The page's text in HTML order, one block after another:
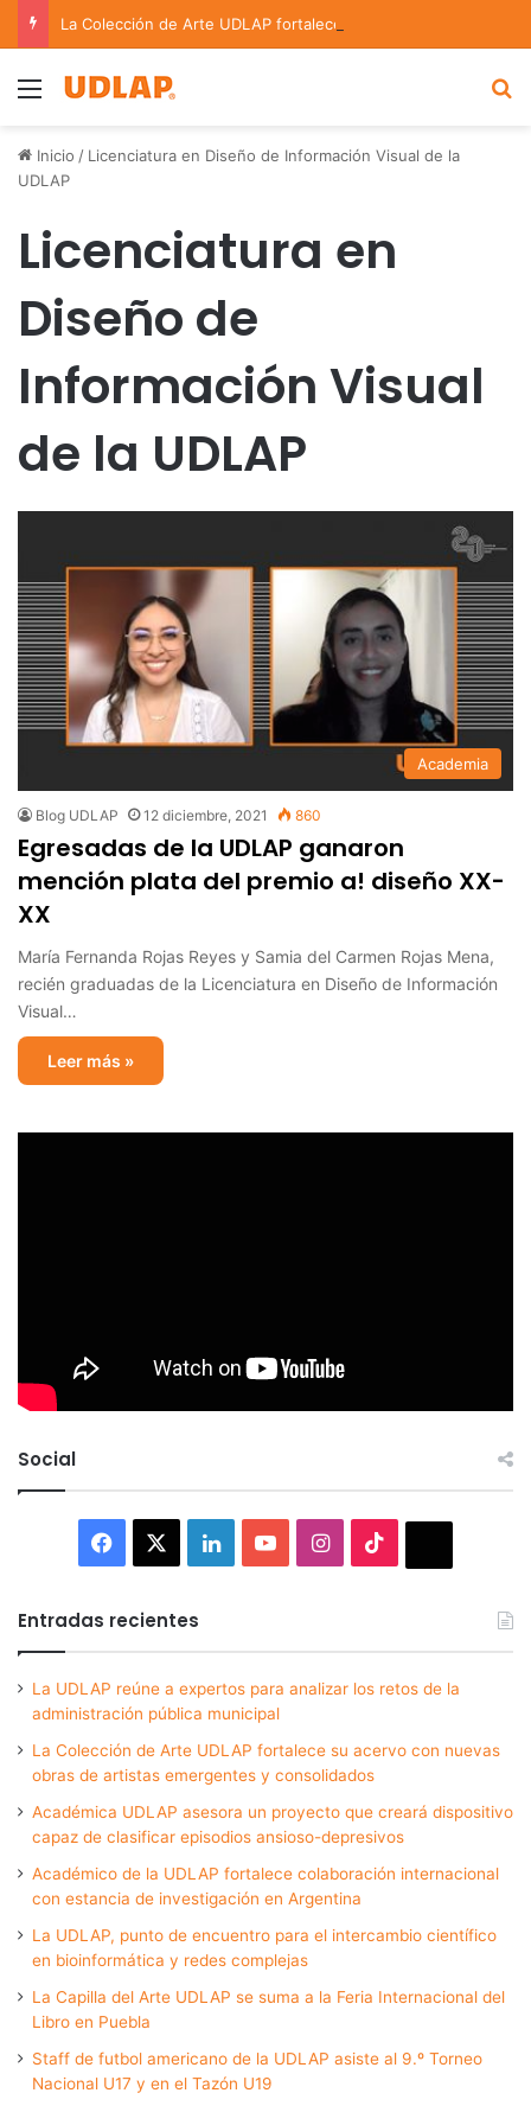
Menu
Inicio / Licenciatura en Diseño de Información Visual de la
UDLAP
Licenciatura en
Diseño de
Información Visual
de la UDLAP
Academia
Blog UDLAP 12 diciembre, 2021 860
Egresadas de la UDLAP ganaron
mención plata del premio a! diseño XX-
XX
María Fernanda Rojas Reyes y Samia del Carmen Rojas Mena,
recién graduadas de la Licenciatura en Diseño de Información
Visual…
Leer más »
Social
Facebook LinkedInYouTubeInstagram
Entradas recientes
La UDLAP reúne a expertos para analizar los retos de la
administración pública municipal
La Colección de Arte UDLAP fortalece su acervo con nuevas
obras de artistas emergentes y consolidados
Académica UDLAP asesora un proyecto que creará dispositivo
capaz de clasificar episodios ansioso-depresivos
Académico de la UDLAP fortalece colaboración internacional
con estancia de investigación en Argentina
La UDLAP, punto de encuentro para el intercambio científico
en bioinformática y redes complejas
La Capilla del Arte UDLAP se suma a la Feria Internacional del
Libro en Puebla
Staff de futbol americano de la UDLAP asiste al 9.º Torneo
Nacional U17 y en el Tazón U19